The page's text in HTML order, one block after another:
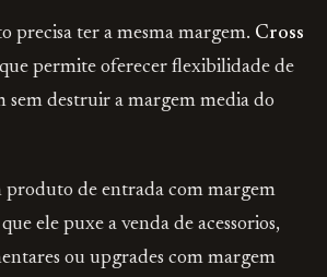
precisa ter a mesma margem. Cross
permite oferecer flexibilidade de
sem destruir a margem media do
produto de entrada com margem
ele puxe a venda de acessorios,
ou upgrades com margem